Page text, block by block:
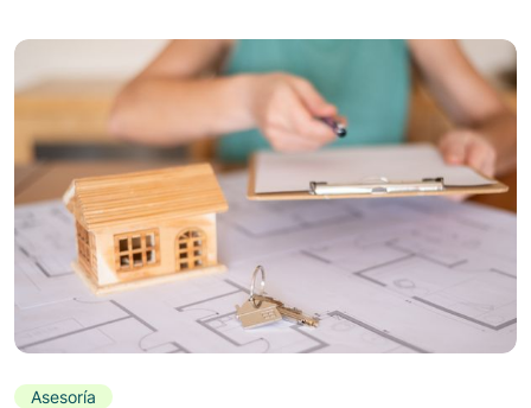
Asesoría